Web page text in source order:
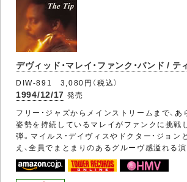
デヴィッド・マレイ・ファンク・バンド / テ
DIW-891 3,080円（税込）
1994/12/17 発売
フリー・ジャズからメインストリームまで、
姿勢を持続しているマレイがファンクに挑戦
弾。マイルス・デイヴィスやドクター・ジョン
え、全員でまとまりのあるグルーヴ感溢れる